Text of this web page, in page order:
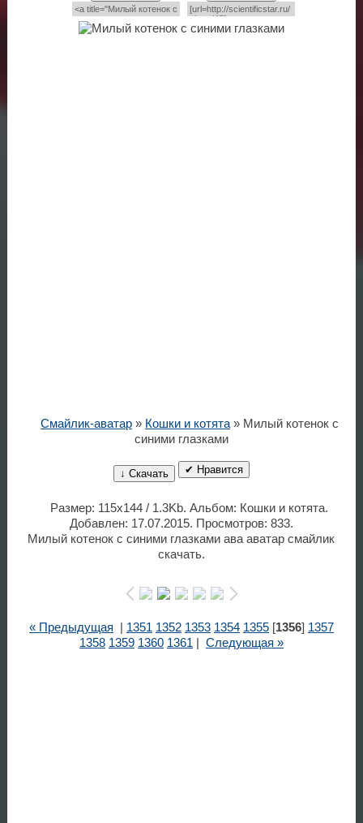
Смайлик-аватар» Кошки и котята» Милый котенок с
синими глазками
↓ Скачать ✔ Нравится
Размер: 115x144 / 1.3Kb. Альбом: Кошки и котята.
Добавлен: 17.07.2015. Просмотров: 833.
Милый котенок с синими глазками ава аватар смайлик
скачать.
« Предыдущая 1351 1352 1353 1354 1355[1356] 1357
1358 1359 1360 1361 Следующая »